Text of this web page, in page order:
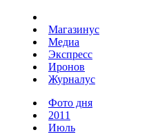
Магазинус
Медиа
Экспресс
Иронов
Журналус
Фото дня
2011
Июль